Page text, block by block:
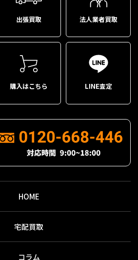
出張買取 法人業者買取
購入はこちら LINE査定
HOME
宅配買取
コラム